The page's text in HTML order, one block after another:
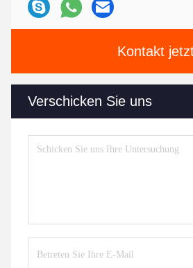
Kontakt
Verschicken Sie uns